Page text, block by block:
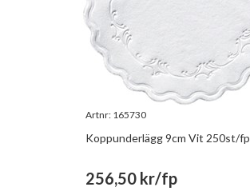
Artnr: 165730
Koppunderlägg 9cm Vit 250st/fp
256,50 kr/fp